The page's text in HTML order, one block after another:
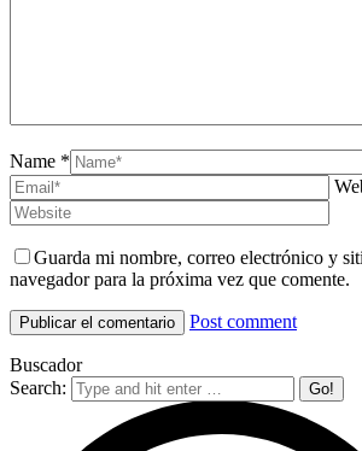
Name *
Guarda mi nombre, correo electrónico y
navegador para la próxima vez que comente.
Post comment
Buscador
Search: